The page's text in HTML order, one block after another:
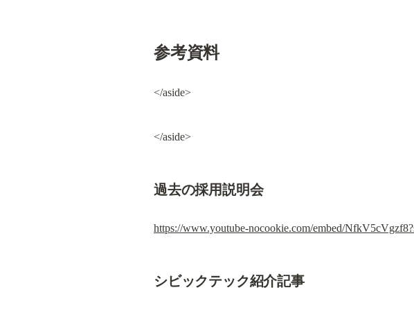
参考資料
</aside>
</aside>
過去の採用説明会
https://www.youtube-nocookie.com/embed/
シビックテック紹介記事